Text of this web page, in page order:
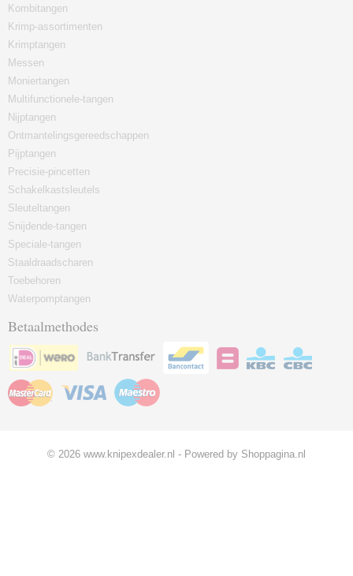
Kombitangen
Krimp-assortimenten
Krimptangen
Messen
Moniertangen
Multifunctionele-tangen
Nijptangen
Ontmantelingsgereedschappen
Pijptangen
Precisie-pincetten
Schakelkastsleutels
Sleuteltangen
Snijdende-tangen
Speciale-tangen
Staaldraadscharen
Toebehoren
Waterpomptangen
Betaalmethodes
© 2026 www.knipexdealer.nl - Powered by Shoppagina.nl